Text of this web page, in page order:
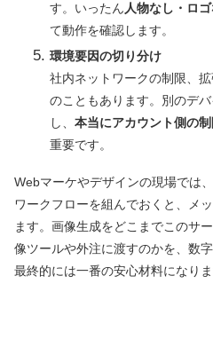
す。いったん人物なし・ロ
て動作を確認します。
環境要因の切り分け
社内ネットワークの制限、
のこともあります。別のデ
し、 本当にアカウント側の
重要です。
Webマーケやデザインの現場では
ワークフローを組んでおくと、メ
ます。画像生成をどこまでこのサ
像ツールや外注に渡すのかを、数
最終的には一番の安心材料になりま